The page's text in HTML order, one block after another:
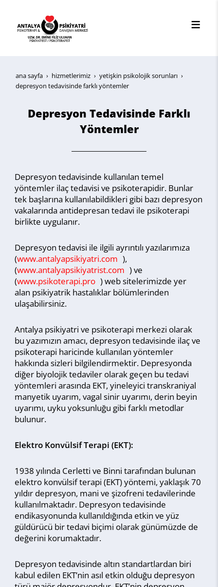
ana sayfa hi̇zmetleri̇mi̇z
yetişkin psikolojik sorunları
depresyon tedavisinde farklı yöntemler
Depresyon Tedavisinde Farklı
Yöntemler
Depresyon tedavisinde kullanılan temel
yöntemler ilaç tedavisi ve psikoterapidir. Bunlar
tek başlarına kullanılabildikleri gibi bazı depresyon
vakalarında antidepresan tedavi ile psikoterapi
birlikte uygulanır.
Depresyon tedavisi ile ilgili ayrıntılı yazılarımıza
(www.antalyapsikiyatri.com ),
(www.antalyapsikiyatrist.com ) ve
(www.psikoterapi.pro ) web sitelerimizde yer
alan psikiyatrik hastalıklar bölümlerinden
ulaşabilirsiniz.
Antalya psikiyatri ve psikoterapi merkezi olarak
bu yazımızın amacı, depresyon tedavisinde ilaç ve
psikoterapi haricinde kullanılan yöntemler
hakkında sizleri bilgilendirmektir. Depresyonda
diğer biyolojik tedaviler olarak geçen bu tedavi
yöntemleri arasında EKT, yineleyici transkraniyal
manyetik uyarım, vagal sinir uyarımı, derin beyin
uyarımı, uyku yoksunluğu gibi farklı metodlar
bulunur.
Elektro Konvülsif Terapi (EKT):
1938 yılında Cerletti ve Binni tarafından bulunan
elektro konvülsif terapi (EKT) yöntemi, yaklaşık 70
yıldır depresyon, mani ve şizofreni tedavilerinde
kullanılmaktadır. Depresyon tedavisinde
endikasyonunda kullanıldığında etkin ve yüz
güldürücü bir tedavi biçimi olarak günümüzde de
değerini korumaktadır.
Depresyon tedavisinde altın standartlardan biri
kabul edilen EKT’nin asıl etkin olduğu depresyon